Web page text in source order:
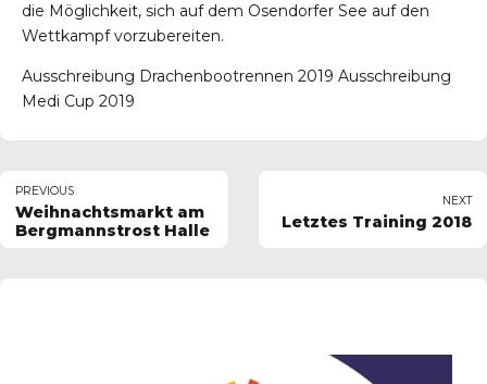
die Möglichkeit, sich auf dem Osendorfer See auf den
Wettkampf vorzubereiten.
Ausschreibung Drachenbootrennen 2019 Ausschreibung
Medi Cup 2019
PREVIOUS
Weihnachtsmarkt am
Bergmannstrost Halle
NEXT
Letztes Training 2018